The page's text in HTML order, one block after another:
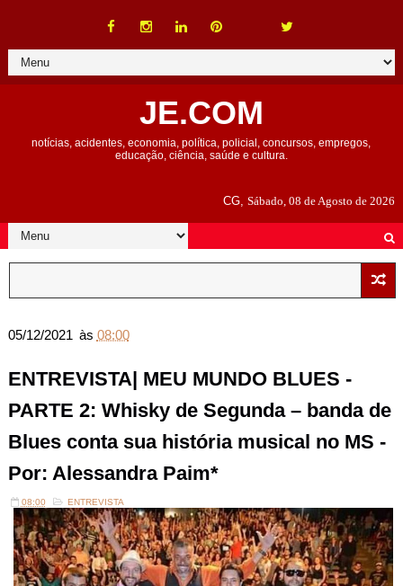
JE.COM
notícias, acidentes, economia, política, policial, concursos, empregos,
educação, ciência, saúde e cultura.
CG,Sábado, 08 de Agosto de 2026
05/12/2021 às 08:00
ENTREVISTA| MEU MUNDO BLUES -
PARTE 2: Whisky de Segunda – banda de
Blues conta sua história musical no MS -
Por: Alessandra Paim*
08:00 ENTREVISTA